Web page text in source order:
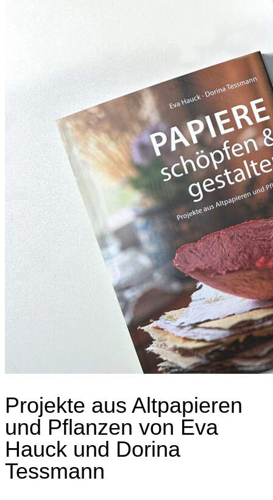
Projekte aus Altpapieren
und Pflanzen von Eva
Hauck und Dorina
Tessmann